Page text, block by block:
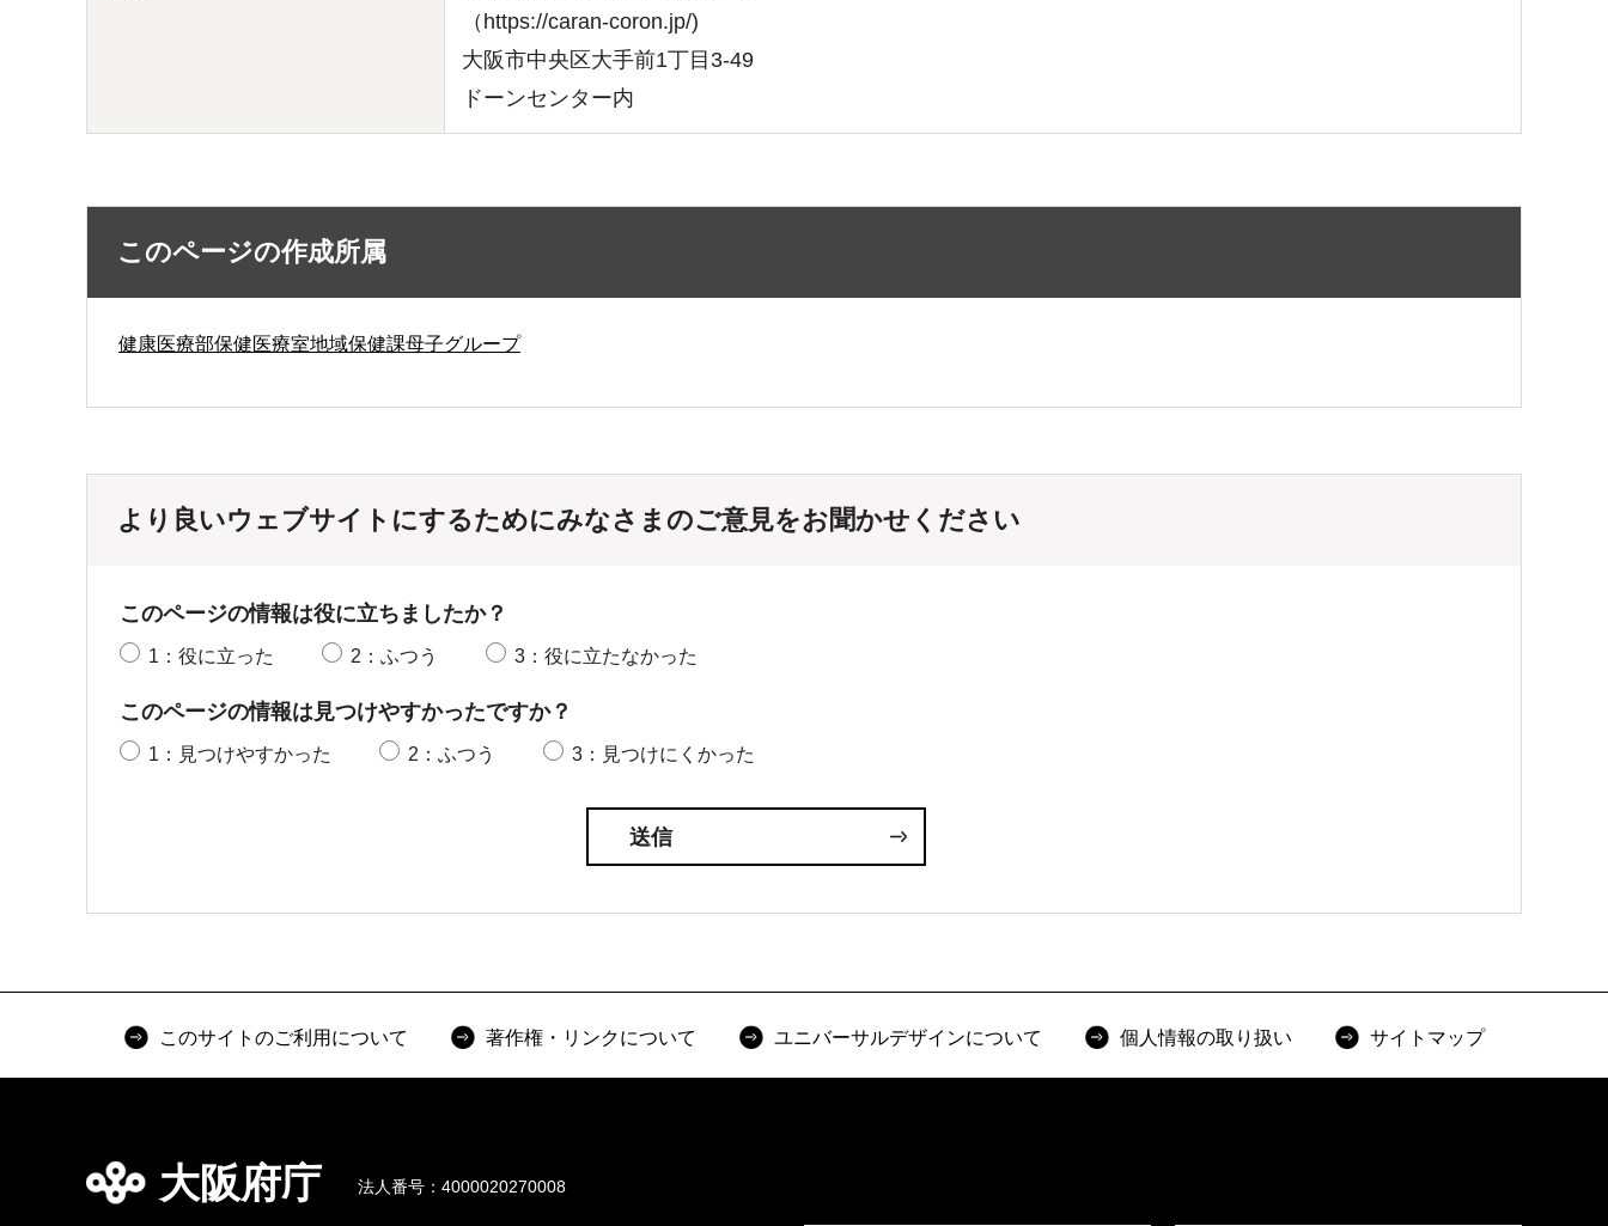
（https://caran-coron.jp/)
大阪市中央区大手前1丁目3-49
ドーンセンター内
このページの作成所属
健康医療部保健医療室地域保健課母子グループ
より良いウェブサイトにするためにみなさまのご意見をお聞かせください
このページの情報は役に立ちましたか？
1：役に立った 2：ふつう 3：役に立たなかった
このページの情報は見つけやすかったですか？
1：見つけやすかった 2：ふつう 3：見つけにくかった
このサイトのご利用について 著作権・リンクについて ユニバーサルデザインについて 個人情報の取り扱い サイトマップ
大阪府庁 法人番号：4000020270008